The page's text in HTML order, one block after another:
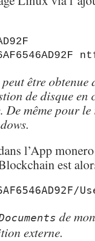
être obtenue
de disque
De même pour
l’App
est
de
externe.